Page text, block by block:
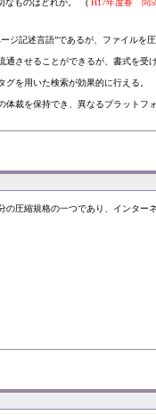
切なものはどれか。 ( H17年度春 問
ジ記述言語”であるが、ファイルを
通させることができるが、書式を受
を用いた検索が効果的に行える。
体裁を保持でき、異なるプラットフ
の圧縮規格の一つであり、インタ